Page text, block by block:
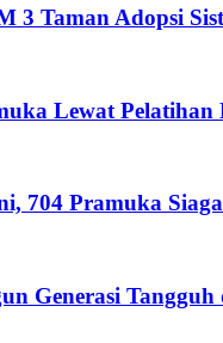
3 Taman Adopsi
Lewat
704 Pramuka
Generasi